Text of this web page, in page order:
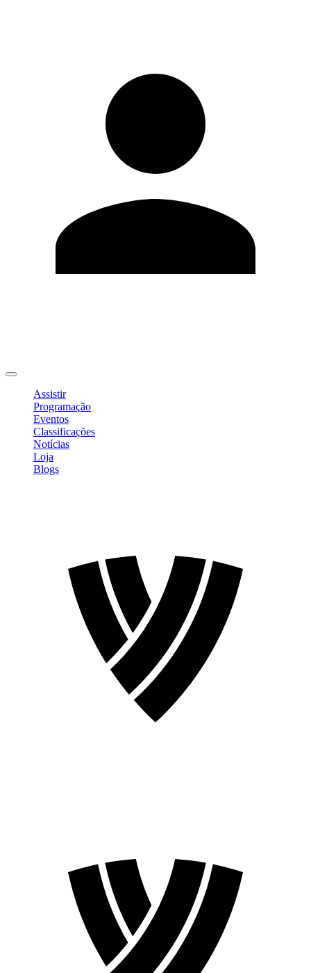
Assistir
Programação
Eventos
Classificações
Notícias
Loja
Blogs